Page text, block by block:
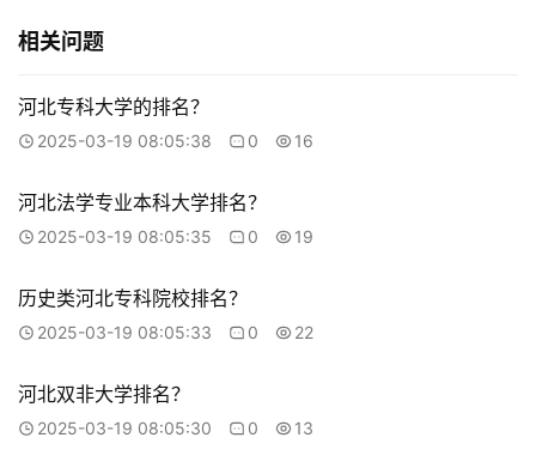
相关问题
河北专科大学的排名？
2025-03-19 08:05:38 0 16
河北法学专业本科大学排名？
2025-03-19 08:05:35 0 19
历史类河北专科院校排名？
2025-03-19 08:05:33 0 22
河北双非大学排名？
2025-03-19 08:05:30 0 13